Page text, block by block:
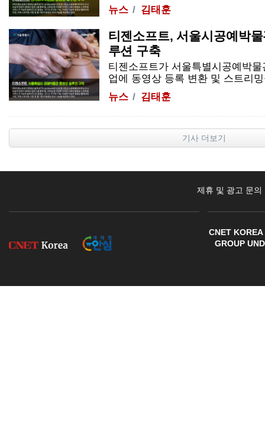
뉴스
김태훈
티젠소프트, 서울시공예박
루션 구축
티젠소프트가 서울특별시공예박
업에 동영상 등록 변환 및 스트리
뉴스
김태훈
기사 더보기
제휴 및 광고 문의
CNET
GROUP